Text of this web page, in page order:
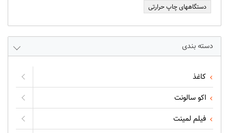
دستگاههای چاپ حرارتی
دسته بندی
کاغذ
اکو سالونت
فیلم لمینت